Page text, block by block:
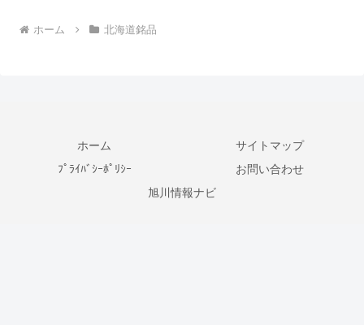
ホーム 北海道銘品
ホーム
サイトマップ
ﾌﾟﾗｲﾊﾞｼｰﾎﾟﾘｼｰ
お問い合わせ
旭川情報ナビ